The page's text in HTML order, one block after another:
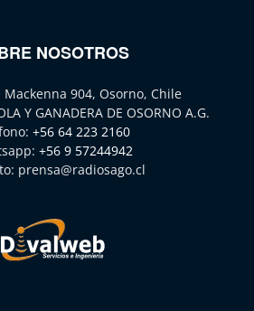
NOSOTROS
Mackenna 904, Osorno, Chile
Y GANADERA DE OSORNO A.G.
+56 64 223 2160
+56 9 57244942
prensa@radiosago.cl